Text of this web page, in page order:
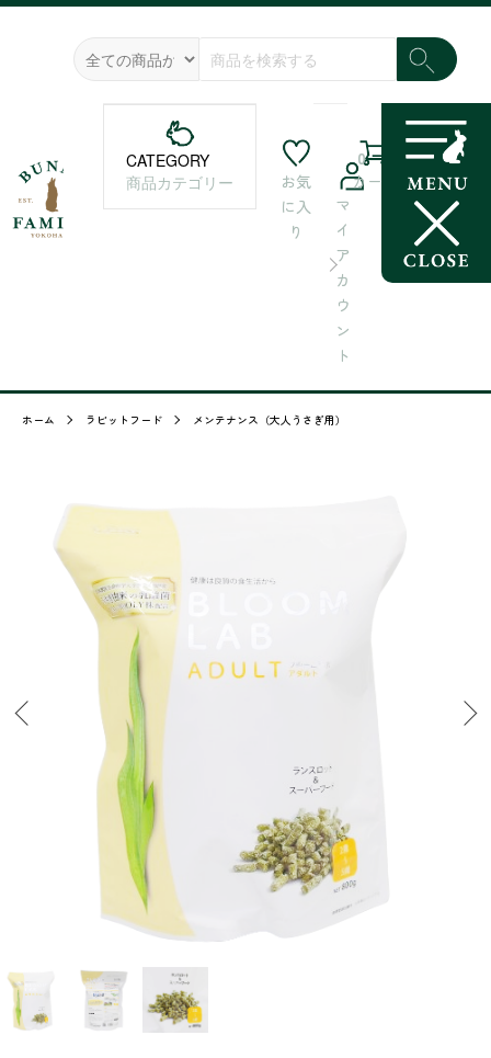
CATEGORY
商品カテゴリー
お気
に入
り
マ
イ
ア
カ
ウ
ン
ト
カート
0
ホーム ラビットフード メンテナンス（大人うさぎ用）